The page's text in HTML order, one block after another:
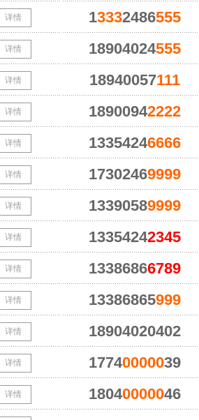
详情 13332486555
详情 18904024555
详情 18940057111
详情 18900942222
详情 13354246666
详情 17302469999
详情 13390589999
详情 13354242345
详情 13386866789
详情 13386865999
详情 18904020402
详情 17740000039
详情 18040000046